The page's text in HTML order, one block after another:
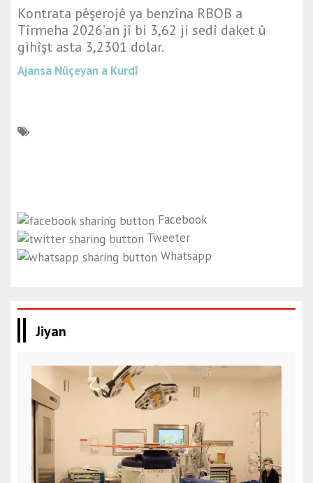
Kontrata pêşerojê ya benzîna RBOB a
Tîrmeha 2026’an jî bi 3,62 ji sedî daket û
gihîşt asta 3,2301 dolar.
Ajansa Nûçeyan a Kurdî
Facebook
Tweeter
Whatsapp
Jiyan